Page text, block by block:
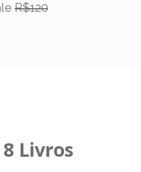
R$120
8 Livros